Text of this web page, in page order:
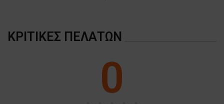
ΚΡΙΤΙΚΈΣ ΠΕΛΑΤΏΝ
0